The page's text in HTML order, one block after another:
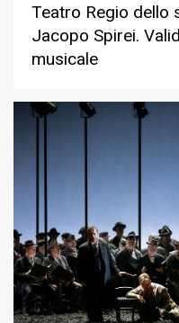
Teatro Regio dello
Jacopo Spirei.
musicale